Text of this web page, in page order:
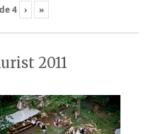
de4 › »
2011